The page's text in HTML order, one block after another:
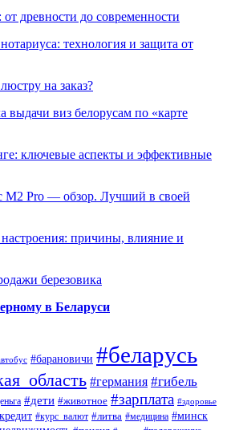
древности до современности
технология и защита от
на заказ?
выдачи виз белорусам по «карте
ключевые аспекты и эффективные
M2 Pro — обзор. Лучший в своей
причины, влияние и
березовика
в Беларуси
#барановичи #беларусь
#германия #гибель
#дети #животное #зарплата #здоровье
#курс_валют #литва #медицина #минск